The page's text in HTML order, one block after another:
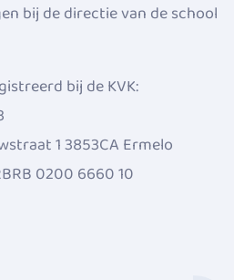
bij de directie van de school
bij de KVK:
1 3853CA Ermelo
0200 6660 10